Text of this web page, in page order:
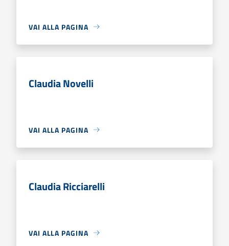
VAI ALLA PAGINA
Claudia Novelli
VAI ALLA PAGINA
Claudia Ricciarelli
VAI ALLA PAGINA